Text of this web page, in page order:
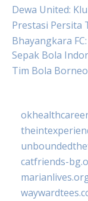
Dewa United:
Prestasi Persita
Bhayangkara
Sepak Bola
Tim Bola
catfriends-